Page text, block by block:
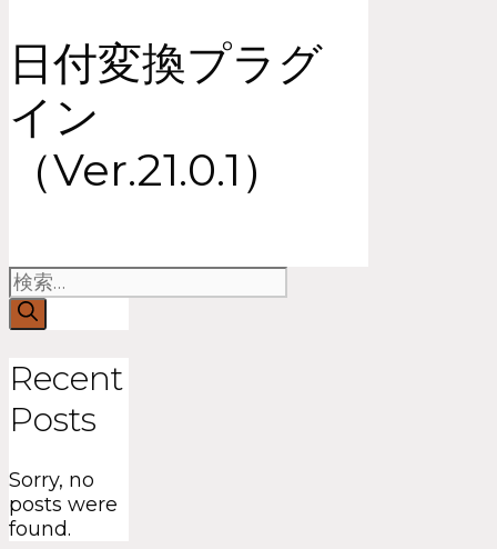
日付変換プラグ
イン
（Ver.21.0.1）
検索:
Recent
Posts
Sorry, no
posts were
found.